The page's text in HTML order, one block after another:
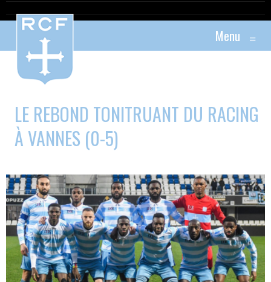
Menu ≡
LE REBOND TONITRUANT DU RACING
À VANNES (0-5)